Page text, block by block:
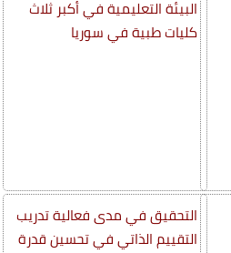
البيئة التعليمية في أكبر ثلاث
كليات طبية في سوريا
التحقيق في مدى فعالية تدريب
التقييم الذاتي في تحسين قدرة